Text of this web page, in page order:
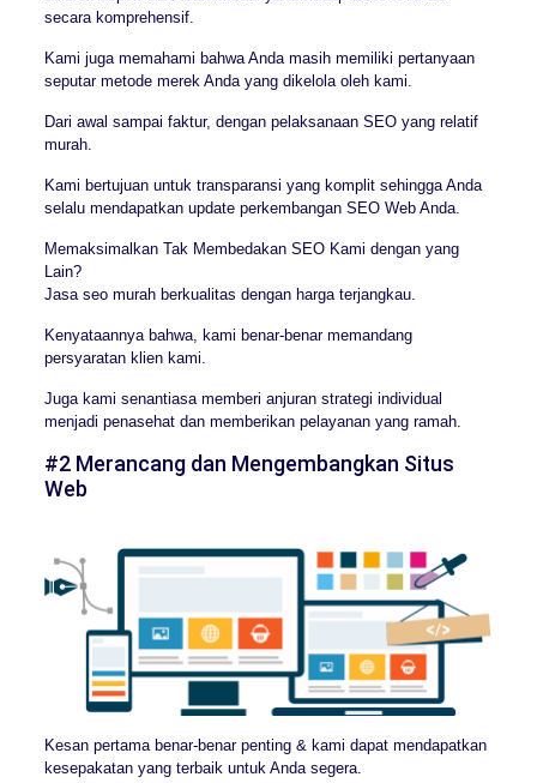
secara komprehensif.
Kami juga memahami bahwa Anda masih memiliki pertanyaan
seputar metode merek Anda yang dikelola oleh kami.
Dari awal sampai faktur, dengan pelaksanaan SEO yang relatif
murah.
Kami bertujuan untuk transparansi yang komplit sehingga Anda
selalu mendapatkan update perkembangan SEO Web Anda.
Memaksimalkan Tak Membedakan SEO Kami dengan yang
Lain?
Jasa seo murah berkualitas dengan harga terjangkau.
Kenyataannya bahwa, kami benar-benar memandang
persyaratan klien kami.
Juga kami senantiasa memberi anjuran strategi individual
menjadi penasehat dan memberikan pelayanan yang ramah.
#2 Merancang dan Mengembangkan Situs
Web
Kesan pertama benar-benar penting & kami dapat mendapatkan
kesepakatan yang terbaik untuk Anda segera.